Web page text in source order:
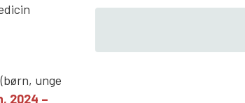
unge
2024 –